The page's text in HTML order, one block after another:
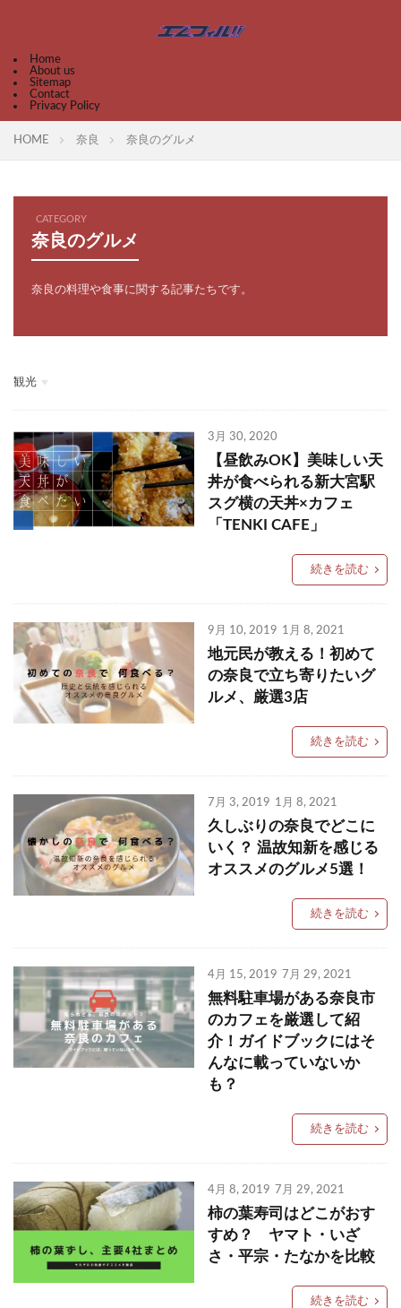
Home
About us
Sitemap
Contact
Privacy Policy
HOME 奈良 奈良のグルメ
CATEGORY
奈良のグルメ
奈良の料理や食事に関する記事たちです。
観光
奈良
スポットやグルメ
レビュー
3月 30, 2020
【昼飲みOK】美味しい天
丼が食べられる新大宮駅
スグ横の天丼×カフェ
「TENKI CAFE」
続きを読む
9月 10, 2019 1月 8, 2021
地元民が教える！初めて
の奈良で立ち寄りたいグ
ルメ、厳選3店
続きを読む
7月 3, 2019 1月 8, 2021
久しぶりの奈良でどこに
いく？ 温故知新を感じる
オススメのグルメ5選！
続きを読む
4月 15, 2019 7月 29, 2021
無料駐車場がある奈良市
のカフェを厳選して紹
介！ガイドブックにはそ
んなに載っていないか
も？
続きを読む
4月 8, 2019 7月 29, 2021
柿の葉寿司はどこがおす
すめ？ ヤマト・いざ
さ・平宗・たなかを比較
続きを読む